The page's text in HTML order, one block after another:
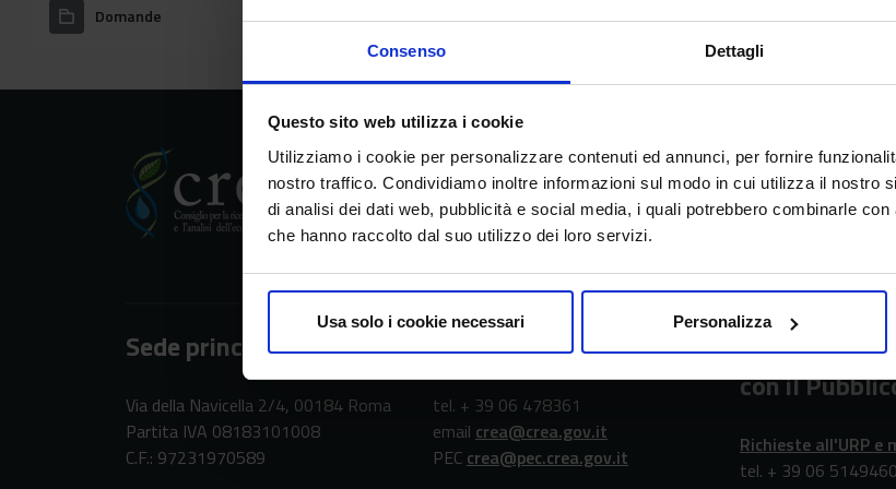
Consenso Dettagli
Questo sito web utilizza i cookie
Utilizziamo i cookie per personalizzare contenuti ed annunci, per fornire
nostro traffico. Condividiamo inoltre informazioni sul modo in cui utilizza il nostro
di analisi dei dati web, pubblicità e social media, i quali potrebbero combinarle
che hanno raccolto dal suo utilizzo dei loro servizi.
Usa solo i cookie necessari Personalizza
Domande Quantitativi Regioni
CREA
Consiglio per la ricerca in agricoltura e l’analisi dell’economia agraria
Sede principale
Via della Navicella 2/4, 00184 Roma
Partita IVA 08183101008
C.F.: 97231970589
Contatti
tel. + 39 06 478361
email crea@crea.gov.it
PEC crea@pec.crea.gov.it
URP -
con il
Richieste all'URP e
tel. + 39 06